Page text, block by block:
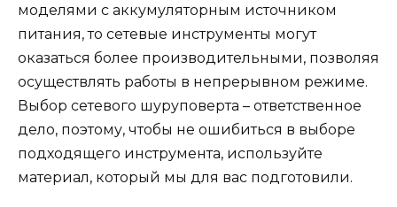
моделями с аккумуляторным источником
питания, то сетевые инструменты могут
оказаться более производительными, позволяя
осуществлять работы в непрерывном режиме.
Выбор сетевого шуруповерта – ответственное
дело, поэтому, чтобы не ошибиться в выборе
подходящего инструмента, используйте
материал, который мы для вас подготовили.